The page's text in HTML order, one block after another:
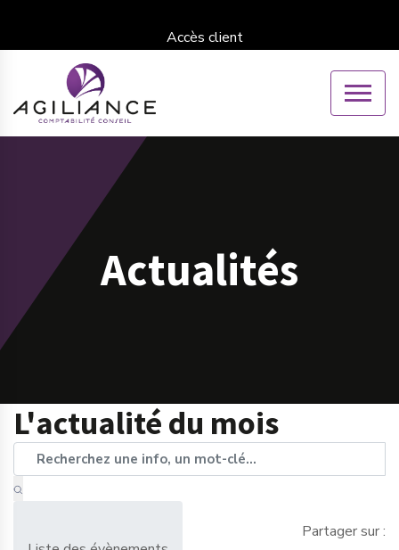
Accès client
Actualités
L'actualité du mois
Partager sur :